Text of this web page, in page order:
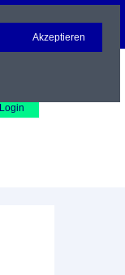
Login
Akzeptieren